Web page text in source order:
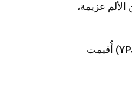
عزيمة،
من أجل وحدة حماية المرأة (YPJ) أُقيمت